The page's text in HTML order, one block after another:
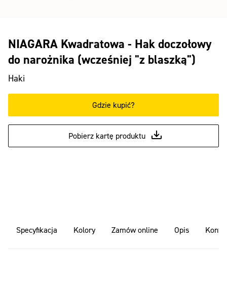
NIAGARA Kwadratowa - Hak doczołowy
do narożnika (wcześniej "z blaszką")
Haki
Gdzie kupić?
Pobierz kartę produktu
Specyfikacja Kolory Zamów online Opis